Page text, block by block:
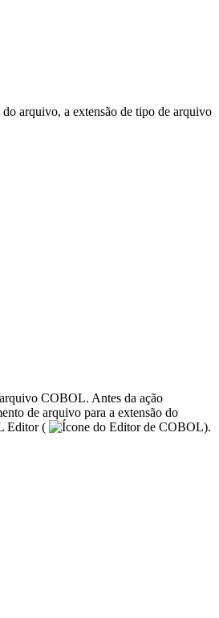
arquivo, a extensão de tipo de arquivo
COBOL. Antes da ação
de arquivo para a extensão do
Editor (
).